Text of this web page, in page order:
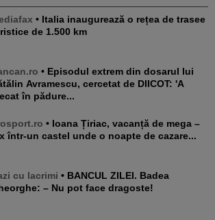
• Italia inaugurează o rețea de trasee
de 1.500 km
• Episodul extrem din dosarul lui
Avramescu, cercetat de DIICOT: 'A
în pădure...
• Ioana Țiriac, vacanță de mega –
într-un castel unde o noapte de cazare...
cu lacrimi • BANCUL ZILEI. Badea
– Nu pot face dragoste!